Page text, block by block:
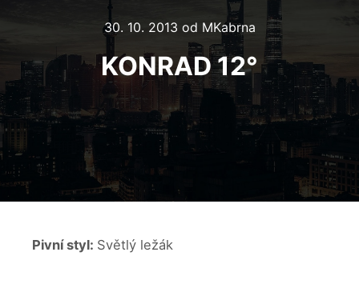
30. 10. 2013 od MKabrna
KONRAD 12°
Pivní styl: Světlý ležák